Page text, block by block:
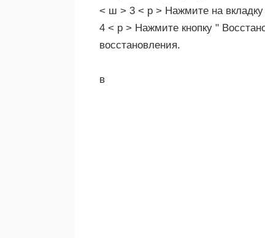
< ш > 3 < р > Нажмите на вкладку
4 < р > Нажмите кнопку "
восстановления.
в